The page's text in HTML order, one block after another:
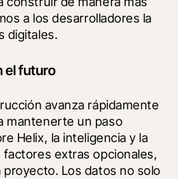
a los desarrolladores la
digitales.
el futuro
avanza rápidamente
mantenerte un paso
Helix, la inteligencia y la
extras opcionales,
proyecto. Los datos no solo